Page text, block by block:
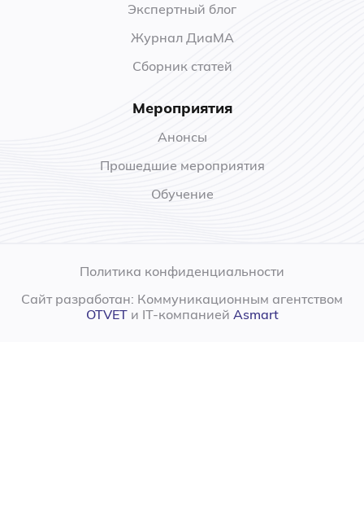
Экспертный блог
Журнал ДиаМА
Сборник статей
Мероприятия
Анонсы
Прошедшие мероприятия
Обучение
Политика конфиденциальности
Сайт разработан: Коммуникационным агентством
OTVETи IT-компанией Asmart